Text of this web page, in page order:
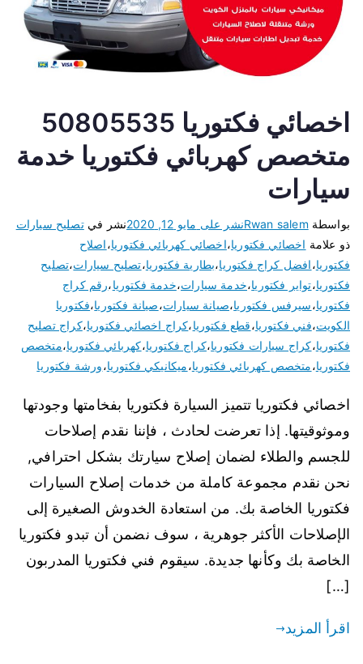
اخصائي فكتوريا 50805535
متخصص كهربائي فكتوريا خدمة
سيارات
بواسطة Rwan salemنشر على مايو 12, 2020 نشر فيتصليح سيارات
ذو علامة اخصائي فكتوريا،اخصائي كهربائي فكتوريا،اصلاح
فكتوريا،افضل كراج فكتوريا،بطارية فكتوريا،تصليح سيارات،تصليح
فكتوريا،تواير فكتوريا،خدمة سيارات،خدمة فكتوريا،رقم كراج
فكتوريا،سيرفس فكتوريا،صيانة سيارات،صيانة فكتوريا،فكتوريا
الكويت،فني فكتوريا،قطع فكتوريا،كراج اخصائي فكتوريا،كراج تصليح
فكتوريا،كراج سيارات فكتوريا،كراج فكتوريا،كهربائي فكتوريا،متخصص
فكتوريا،متخصص كهربائي فكتوريا،ميكانيكي فكتوريا،ورشة فكتوريا
اخصائي فكتوريا تتميز السيارة فكتوريا بفخامتها وجودتها
وموثوقيتها. إذا تعرضت لحادث ، فإننا نقدم إصلاحات
للجسم والطلاء لضمان إصلاح سيارتك بشكل احترافي,
نحن نقدم مجموعة كاملة من خدمات إصلاح السيارات
فكتوريا الخاصة بك. من استعادة الخدوش الصغيرة إلى
الإصلاحات الأكثر جوهرية ، سوف نضمن أن تبدو فكتوريا
الخاصة بك وكأنها جديدة. سيقوم فني فكتوريا المدربون
[…]
اقرأ المزيد